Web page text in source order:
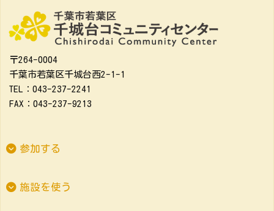
〒264-0004
千葉市若葉区千城台西2-1-1
TEL：043-237-2241
FAX：043-237-9213
参加する
施設を使う